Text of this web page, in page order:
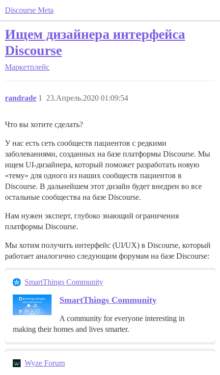
Discourse Meta
Ищем дизайнера интерфейса
Discourse
Маркетплейс
randrade 23.Апрель.2020 01:09:54
1
Что вы хотите сделать?
У нас есть сеть сообществ пациентов с редкими
заболеваниями, созданных на базе платформы Discourse. Мы
ищем UI-дизайнера, который поможет разработать новую
«тему» для одного из наших сообществ пациентов в
Discourse. В дальнейшем этот дизайн будет внедрен во все
остальные сообщества на базе Discourse.
Нам нужен эксперт, глубоко знающий ограничения
платформы Discourse.
Мы хотим получить интерфейс (UI/UX) в Discourse, который
работает аналогично следующим форумам на базе Discourse:
SmartThings Community
SmartThings Community
A community for everyone interesting in
making their homes and lives smarter.
Wyze Forum